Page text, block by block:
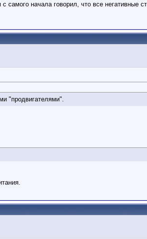
начала говорил, что все негативные
"продвигателями".